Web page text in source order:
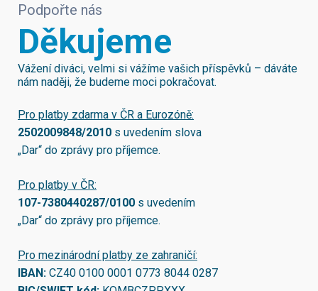
Podpořte nás
Děkujeme
Vážení diváci, velmi si vážíme vašich příspěvků – dáváte
nám naději, že budeme moci pokračovat.
Pro platby zdarma v ČR a Eurozóně:
2502009848/2010 s uvedením slova
„Dar“ do zprávy pro příjemce.
Pro platby v ČR:
107-7380440287/0100 s uvedením
„Dar“ do zprávy pro příjemce.
Pro mezinárodní platby ze zahraničí:
IBAN: CZ40 0100 0001 0773 8044 0287